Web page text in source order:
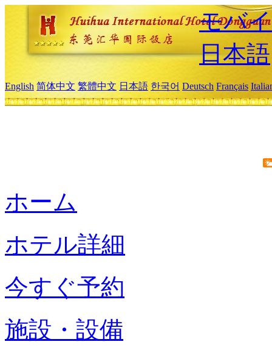
モバ
日本語
English 简体中文 繁體中文 日本語 한국어 Deutsch Français
ホーム
ホテル詳細
今すぐ予約
施設・設備